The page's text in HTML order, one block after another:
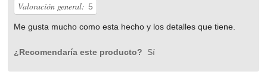
Valoración general: 5
Me gusta mucho como esta hecho y los detalles que tiene.
¿Recomendaría este producto? Sí